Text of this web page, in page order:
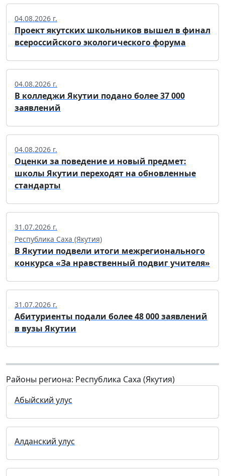
04.08.2026 г.
Проект якутских школьников вышел в финал
всероссийского экологического форума
04.08.2026 г.
В колледжи Якутии подано более 37 000
заявлений
04.08.2026 г.
Оценки за поведение и новый предмет:
школы Якутии переходят на обновленные
стандарты
31.07.2026 г.
Республика Саха (Якутия)
В Якутии подвели итоги межрегионального
конкурса «За нравственный подвиг учителя»
31.07.2026 г.
Абитуриенты подали более 48 000 заявлений
в вузы Якутии
Районы региона: Республика Саха (Якутия)
Абыйский улус
Алданский улус